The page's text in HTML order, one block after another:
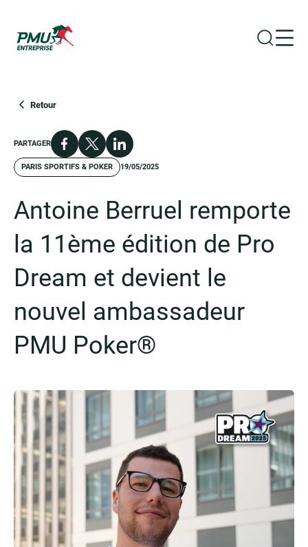
Retour
PARIS SPORTIFS & POKER 19/05/2025
PARTAGER Facebook
X LinkedIn
Antoine Berruel remporte
la 11ème édition de Pro
Dream et devient le
nouvel ambassadeur
PMU Poker®